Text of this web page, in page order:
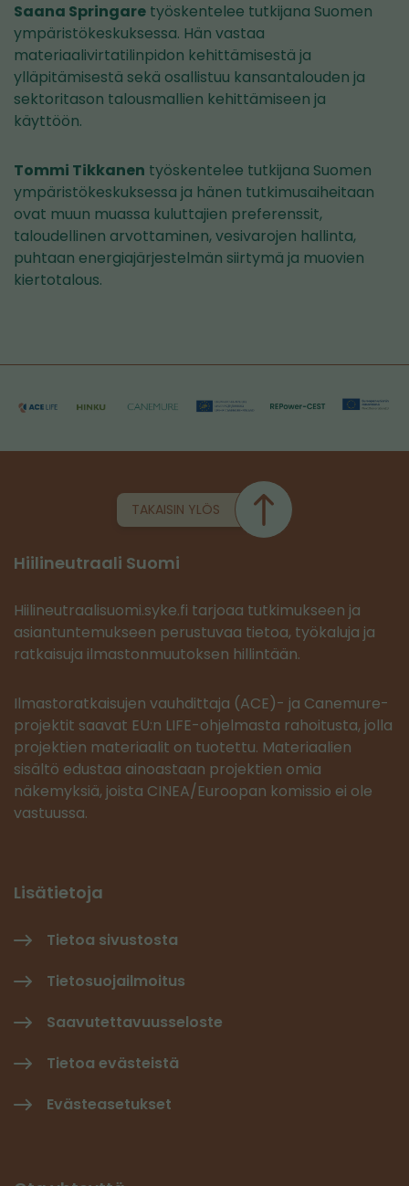
Saana Springare työskentelee tutkijana Suomen
ympäristökeskuksessa. Hän vastaa
materiaalivirtatilinpidon kehittämisestä ja
ylläpitämisestä sekä osallistuu kansantalouden ja
sektoritason talousmallien kehittämiseen ja
käyttöön.
Tommi Tikkanen työskentelee tutkijana Suomen
ympäristökeskuksessa ja hänen tutkimusaiheitaan
ovat muun muassa kuluttajien preferenssit,
taloudellinen arvottaminen, vesivarojen hallinta,
puhtaan energiajärjestelmän siirtymä ja muovien
kiertotalous.
TAKAISIN YLÖS
Hiilineutraali Suomi
Hiilineutraalisuomi.syke.fi tarjoaa tutkimukseen ja
asiantuntemukseen perustuvaa tietoa, työkaluja ja
ratkaisuja ilmastonmuutoksen hillintään.
Ilmastoratkaisujen vauhdittaja (ACE)- ja Canemure-
projektit saavat EU:n LIFE-ohjelmasta rahoitusta, jolla
projektien materiaalit on tuotettu. Materiaalien
sisältö edustaa ainoastaan projektien omia
näkemyksiä, joista CINEA/Euroopan komissio ei ole
vastuussa.
Lisätietoja
Tietoa sivustosta
Tietosuojailmoitus
Saavutettavuusseloste
Tietoa evästeistä
Evästeasetukset